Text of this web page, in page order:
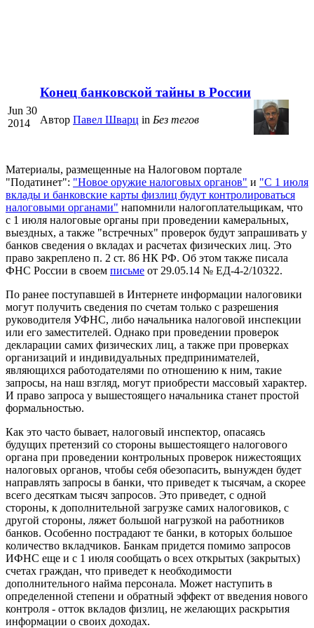
Jun 30
2014
Конец банковской тайны в России
Автор Павел Шварц in Без тегов
Материалы, размещенные на Налоговом портале
"Податинет": "Новое оружие налоговых органов" и "С 1 июля
вклады и банковские карты физлиц будут контролироваться
налоговыми органами" напомнили налогоплательщикам, что
с 1 июля налоговые органы при проведении камеральных,
выездных, а также "встречных" проверок будут запрашивать у
банков сведения о вкладах и расчетах физических лиц. Это
право закреплено п. 2 ст. 86 НК РФ. Об этом также писала
ФНС России в своем письме от 29.05.14 № ЕД-4-2/10322.
По ранее поступавшей в Интернете информации налоговики
могут получить сведения по счетам только с разрешения
руководителя УФНС, либо начальника налоговой инспекции
или его заместителей. Однако при проведении проверок
декларации самих физических лиц, а также при проверках
организаций и индивидуальных предпринимателей,
являющихся работодателями по отношению к ним, такие
запросы, на наш взгляд, могут приобрести массовый характер.
И право запроса у вышестоящего начальника станет простой
формальностью.
Как это часто бывает, налоговый инспектор, опасаясь
будущих претензий со стороны вышестоящего налогового
органа при проведении контрольных проверок нижестоящих
налоговых органов, чтобы себя обезопасить, вынужден будет
направлять запросы в банки, что приведет к тысячам, а скорее
всего десяткам тысяч запросов. Это приведет, с одной
стороны, к дополнительной загрузке самих налоговиков, с
другой стороны, ляжет большой нагрузкой на работников
банков. Особенно пострадают те банки, в которых большое
количество вкладчиков. Банкам придется помимо запросов
ИФНС еще и с 1 июля сообщать о всех открытых (закрытых)
счетах граждан, что приведет к необходимости
дополнительного найма персонала. Может наступить в
определенной степени и обратный эффект от введения нового
контроля - отток вкладов физлиц, не желающих раскрытия
информации о своих доходах.